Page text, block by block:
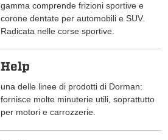
gamma comprende frizioni sportive e
corone dentate per automobili e SUV.
Radicata nelle corse sportive.
Help
una delle linee di prodotti di Dorman:
fornisce molte minuterie utili, soprattutto
per motori e carrozzerie.